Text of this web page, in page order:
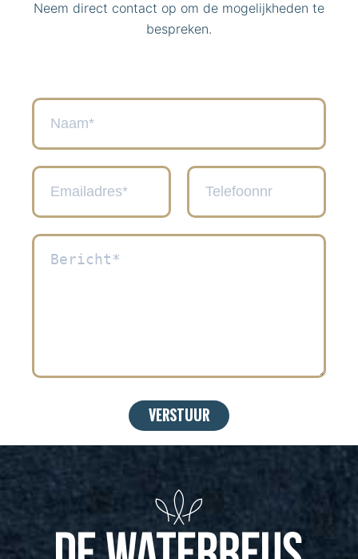
Neem direct contact op om de mogelijkheden te
bespreken.